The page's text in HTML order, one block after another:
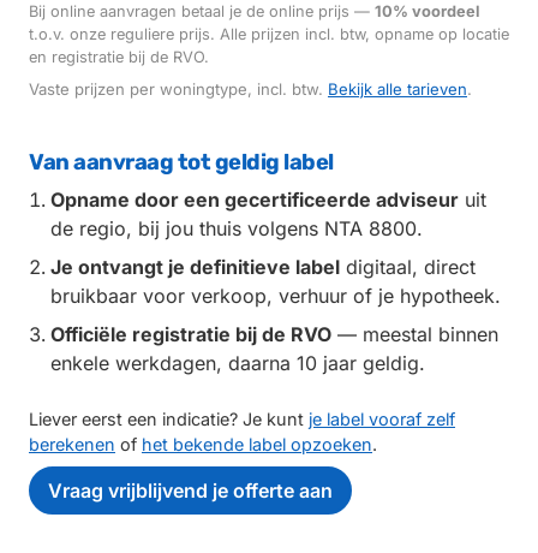
Bij online aanvragen betaal je de online prijs — 10% voordeel
t.o.v. onze reguliere prijs. Alle prijzen incl. btw, opname op locatie
en registratie bij de RVO.
Vaste prijzen per woningtype, incl. btw. Bekijk alle tarieven.
Van aanvraag tot geldig label
Opname door een gecertificeerde adviseuruit
de regio, bij jou thuis volgens NTA 8800.
Je ontvangt je definitieve labeldigitaal, direct
bruikbaar voor verkoop, verhuur of je hypotheek.
Officiële registratie bij de RVO— meestal binnen
enkele werkdagen, daarna 10 jaar geldig.
Liever eerst een indicatie? Je kunt je label vooraf zelf
berekenen of het bekende label opzoeken.
Vraag vrijblijvend je offerte aan